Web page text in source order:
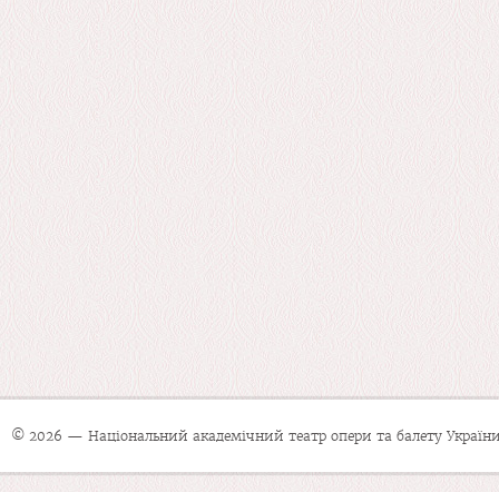
© 2026 — Національний академічний театр опери та балету